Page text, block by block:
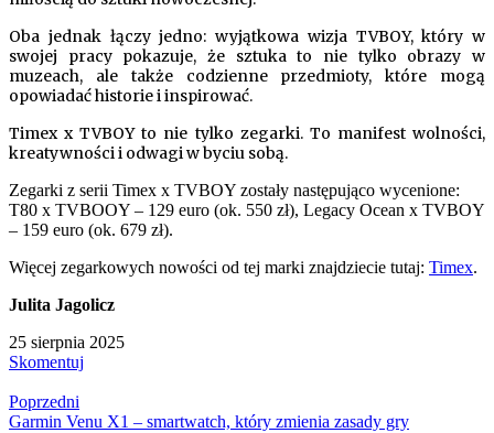
Oba jednak łączy jedno: wyjątkowa wizja TVBOY, który w
swojej pracy pokazuje, że sztuka to nie tylko obrazy w
muzeach, ale także codzienne przedmioty, które mogą
opowiadać historie i inspirować.
Timex x TVBOY to nie tylko zegarki. To manifest wolności,
kreatywności i odwagi w byciu sobą.
Zegarki z serii Timex x TVBOY zostały następująco wycenione:
T80 x TVBOOY – 129 euro (ok. 550 zł), Legacy Ocean x TVBOY
– 159 euro (ok. 679 zł).
Więcej zegarkowych nowości od tej marki znajdziecie tutaj: Timex.
Julita Jagolicz
25 sierpnia 2025
Skomentuj
Poprzedni
Garmin Venu X1 – smartwatch, który zmienia zasady gry